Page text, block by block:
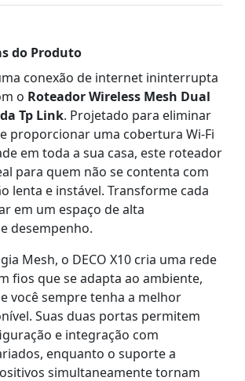
do Produto
conexão de internet ininterrupta
o Roteador Wireless Mesh Dual
Tp Link. Projetado para eliminar
proporcionar uma cobertura Wi-Fi
em toda a sua casa, este roteador
para quem não se contenta com
lenta e instável. Transforme cada
em um espaço de alta
desempenho.
Mesh, o DECO X10 cria uma rede
fios que se adapta ao ambiente,
você sempre tenha a melhor
Suas duas portas permitem
e integração com
enquanto o suporte a
simultaneamente tornam